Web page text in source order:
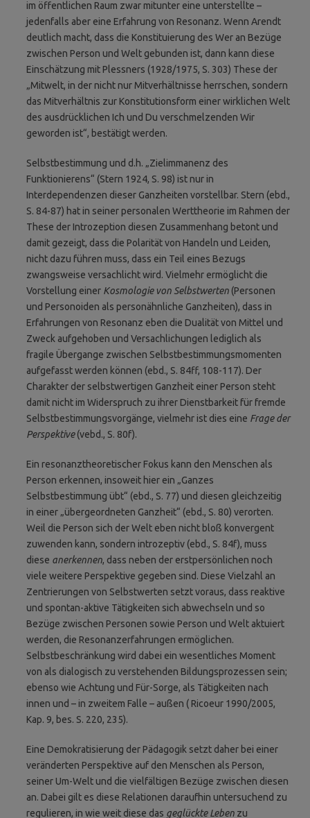
im öffentlichen Raum zwar mitunter eine unterstellte –
jedenfalls aber eine Erfahrung von Resonanz. Wenn Arendt
deutlich macht, dass die Konstituierung des Wer an Bezüge
zwischen Person und Welt gebunden ist, dann kann diese
Einschätzung mit Plessners (1928/1975, S. 303) These der
„Mitwelt, in der nicht nur Mitverhältnisse herrschen, sondern
das Mitverhältnis zur Konstitutionsform einer wirklichen Welt
des ausdrücklichen Ich und Du verschmelzenden Wir
geworden ist“, bestätigt werden.
Selbstbestimmung und d.h. „Zielimmanenz des
Funktionierens“ (Stern 1924, S. 98) ist nur in
Interdependenzen dieser Ganzheiten vorstellbar. Stern (ebd.,
S. 84-87) hat in seiner personalen Werttheorie im Rahmen der
These der Introzeption diesen Zusammenhang betont und
damit gezeigt, dass die Polarität von Handeln und Leiden,
nicht dazu führen muss, dass ein Teil eines Bezugs
zwangsweise versachlicht wird. Vielmehr ermöglicht die
Vorstellung einer Kosmologie von Selbstwerten (Personen
und Personoiden als personähnliche Ganzheiten), dass in
Erfahrungen von Resonanz eben die Dualität von Mittel und
Zweck aufgehoben und Versachlichungen lediglich als
fragile Übergange zwischen Selbstbestimmungsmomenten
aufgefasst werden können (ebd., S. 84ff, 108-117). Der
Charakter der selbstwertigen Ganzheit einer Person steht
damit nicht im Widerspruch zu ihrer Dienstbarkeit für fremde
Selbstbestimmungsvorgänge, vielmehr ist dies eine Frage der
Perspektive(vebd., S. 80f).
Ein resonanztheoretischer Fokus kann den Menschen als
Person erkennen, insoweit hier ein „Ganzes
Selbstbestimmung übt“ (ebd., S. 77) und diesen gleichzeitig
in einer „übergeordneten Ganzheit“ (ebd., S. 80) verorten.
Weil die Person sich der Welt eben nicht bloß konvergent
zuwenden kann, sondern introzeptiv (ebd., S. 84f), muss
diese anerkennen, dass neben der erstpersönlichen noch
viele weitere Perspektive gegeben sind. Diese Vielzahl an
Zentrierungen von Selbstwerten setzt voraus, dass reaktive
und spontan-aktive Tätigkeiten sich abwechseln und so
Bezüge zwischen Personen sowie Person und Welt aktuiert
werden, die Resonanzerfahrungen ermöglichen.
Selbstbeschränkung wird dabei ein wesentliches Moment
von als dialogisch zu verstehenden Bildungsprozessen sein;
ebenso wie Achtung und Für-Sorge, als Tätigkeiten nach
innen und – in zweitem Falle – außen ( Ricoeur 1990/2005,
Kap. 9, bes. S. 220, 235).
Eine Demokratisierung der Pädagogik setzt daher bei einer
veränderten Perspektive auf den Menschen als Person,
seiner Um-Welt und die vielfältigen Bezüge zwischen diesen
an. Dabei gilt es diese Relationen daraufhin untersuchend zu
regulieren, in wie weit diese das geglückte Leben zu